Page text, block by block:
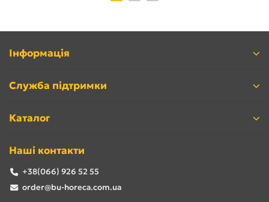
Інформація
Служба підтримки
Каталог
Наші контакти
+38(066) 926 52 55
order@bu-horeca.com.ua